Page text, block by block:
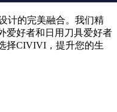
计的完美融合。我们精
爱好者和日用刀具爱好者
择CIVIVI，提升您的生